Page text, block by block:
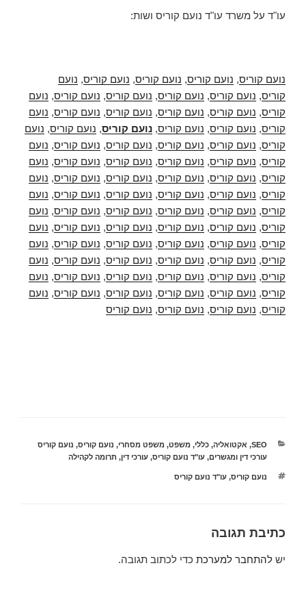
עו"ד על משרד עו"ד נועם קוריס ושות:
נועם קוריס, נועם קוריס, נועם קוריס, נועם קוריס, נועם
קוריס, נועם קוריס, נועם קוריס, נועם קוריס, נועם קוריס, נועם
קוריס, נועם קוריס, נועם קוריס, נועם קוריס, נועם קוריס, נועם
קוריס, נועם קוריס, נועם קוריס, נועם קוריס, נועם קוריס, נועם
קוריס, נועם קוריס, נועם קוריס, נועם קוריס, נועם קוריס, נועם
קוריס, נועם קוריס, נועם קוריס, נועם קוריס, נועם קוריס, נועם
קוריס, נועם קוריס, נועם קוריס, נועם קוריס, נועם קוריס, נועם
קוריס, נועם קוריס, נועם קוריס, נועם קוריס, נועם קוריס, נועם
קוריס, נועם קוריס, נועם קוריס, נועם קוריס, נועם קוריס, נועם
קוריס, נועם קוריס, נועם קוריס, נועם קוריס, נועם קוריס, נועם
קוריס, נועם קוריס, נועם קוריס, נועם קוריס, נועם קוריס, נועם
קוריס, נועם קוריס, נועם קוריס, נועם קוריס, נועם קוריס, נועם
קוריס, נועם קוריס, נועם קוריס, נועם קוריס, נועם קוריס, נועם
קוריס, נועם קוריס, נועם קוריס, נועם קוריס, נועם קוריס, נועם
קוריס, נועם קוריס, נועם קוריס, נועם קוריס
קטגוריות
SEO
, אקטואליה,כללי, משפט, משפט מסחרי, נועם קוריס, נועם קוריס
עורכי דין ומגשרים,עו"ד נועם קוריס,עורכי דין, תרומה לקהילה
תגיות
נועם קוריס,עו"ד נועם קוריס
כתיבת תגובה
יש להתחבר למערכת כדי לכתוב תגובה.